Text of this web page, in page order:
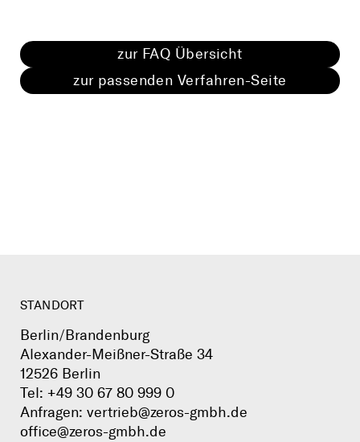
zur FAQ Übersicht
zur passenden Verfahren-Seite
STANDORT
Berlin/Brandenburg
Alexander-Meißner-Straße 34
12526 Berlin
Tel: +49 30 67 80 999 0
Anfragen: vertrieb@zeros-gmbh.de
office@zeros-gmbh.de